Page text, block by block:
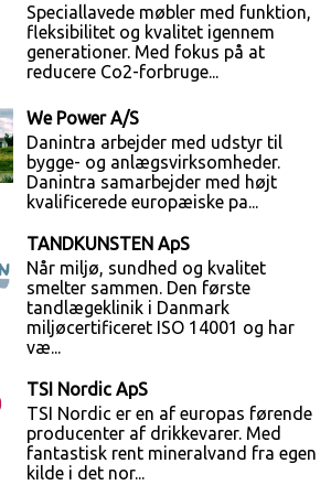
Speciallavede møbler med funktion,
fleksibilitet og kvalitet igennem
generationer. Med fokus på at
reducere Co2-forbruge...
We Power A/S
Danintra arbejder med udstyr til
bygge- og anlægsvirksomheder.
Danintra samarbejder med højt
kvalificerede europæiske pa...
TANDKUNSTEN ApS
Når miljø, sundhed og kvalitet
smelter sammen. Den første
tandlægeklinik i Danmark
miljøcertificeret ISO 14001 og har
væ...
TSI Nordic ApS
TSI Nordic er en af europas førende
producenter af drikkevarer. Med
fantastisk rent mineralvand fra egen
kilde i det nor...